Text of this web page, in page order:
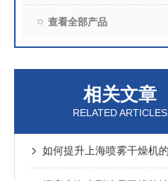
查看全部产品
相关文章
RELATED ARTICLES